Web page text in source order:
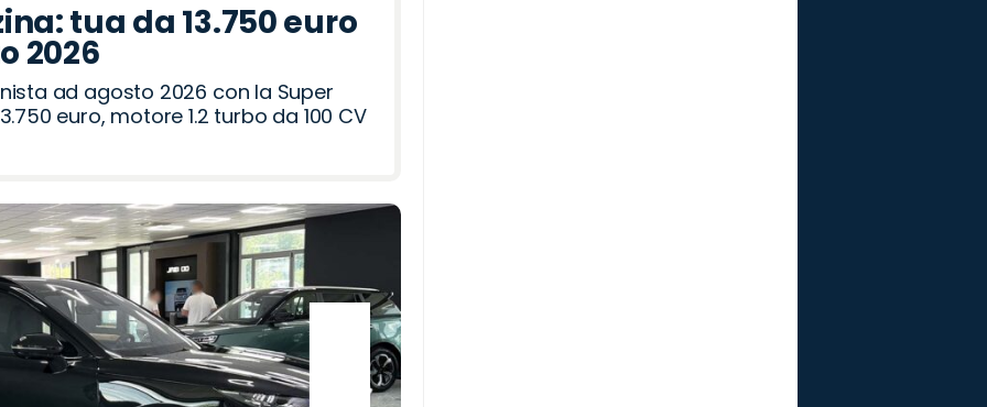
tua da 13.750 euro
2026
ad agosto 2026 con la Super
euro, motore 1.2 turbo da 100 CV